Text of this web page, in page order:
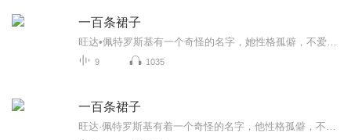
一百条裙子
9 1035
一百条裙子